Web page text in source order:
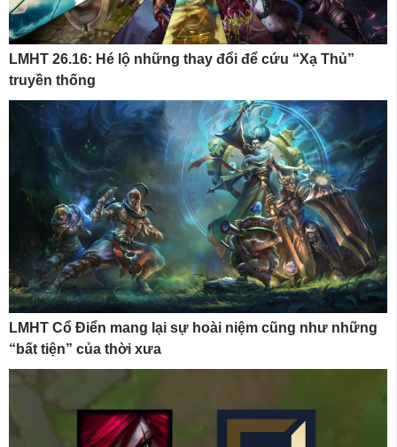
LMHT 26.16: Hé lộ những thay đổi để cứu “Xạ Thủ”
truyền thống
LMHT Cổ Điển mang lại sự hoài niệm cũng như những
“bất tiện” của thời xưa